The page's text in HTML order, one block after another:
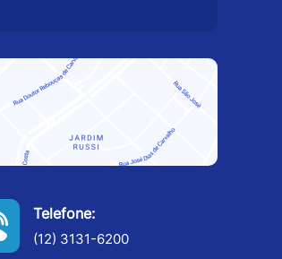
Telefone:
(12) 3131-6200